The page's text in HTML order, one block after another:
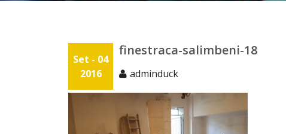
Set - 04
2016
finestraca-salimbeni-18
adminduck